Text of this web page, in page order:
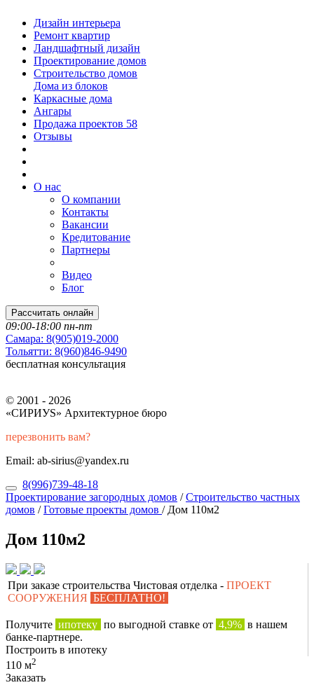
Дизайн интерьера
Ремонт квартир
Ландшафтный дизайн
Проектирование домов
Строительство домов
Дома из блоков
Каркасные дома
Ангары
Продажа проектов 58
Отзывы
О нас
О компании
Контакты
Вакансии
Кредитование
Партнеры
Видео
Блог
Рассчитать онлайн
09:00-18:00 пн-пт
Самара: 8(905)019-2000
Тольятти: 8(960)846-9490
бесплатная консультация
© 2001 - 2026
«СИРИУS» Архитектурное бюро
перезвонить вам?
Email: ab-sirius@yandex.ru
8(996)739-48-18
Проектирование загородных домов /Строительство частных
домов /Готовые проекты домов / Дом 110м2
Дом 110м2
При заказе строительства Чистовая отделка - ПРОЕКТ
СООРУЖЕНИЯ БЕСПЛАТНО!
Получите ипотеку по выгодной ставке от 4,9% в нашем
банке-партнере.
Построить в ипотеку
110 м2
Заказать